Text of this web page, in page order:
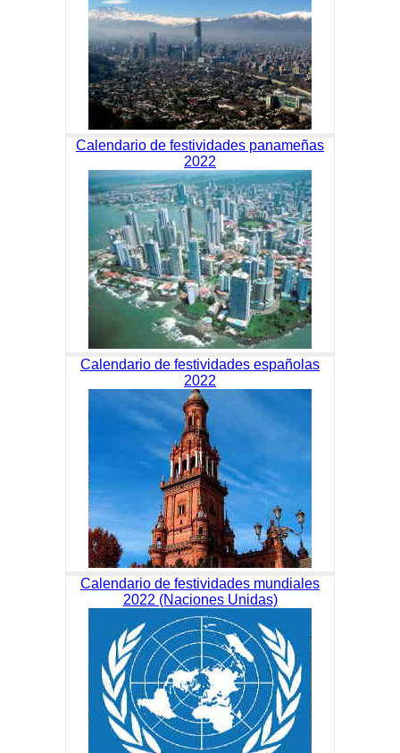
Calendario de festividades panameñas
2022
Calendario de festividades españolas
2022
Calendario de festividades mundiales
2022 (Naciones Unidas)